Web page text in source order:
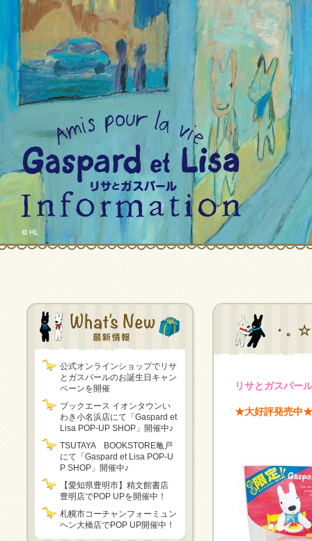
公式オンラインショップでリサ
とガスパールのお誕生日キャン
ペーンを開催
ブックエース イオンタウンい
わき小名浜店にて「Gaspard et
Lisa POP-UP SHOP」開催中♪
TSUTAYA BOOKSTORE亀戸
にて「Gaspard et Lisa POP-U
P SHOP」開催中♪
【愛知県豊明市】精文館書店
豊明店でPOP UPを開催中！
札幌市コーチャンフォーミュン
ヘン大橋店でPOP UP開催中！
・。
リサとガスパー
★大好評発売中★